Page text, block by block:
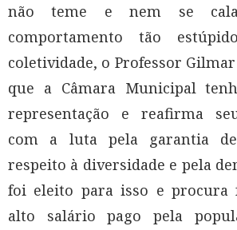
não teme e nem se
comportamento tão
coletividade, o Professor
que a Câmara Municipal
representação e reafirma
com a luta pela garantia
respeito à diversidade e pela
foi eleito para isso e procura
alto salário pago pela